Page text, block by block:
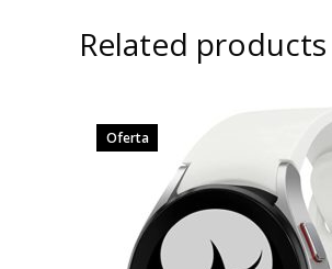
Related products
Oferta